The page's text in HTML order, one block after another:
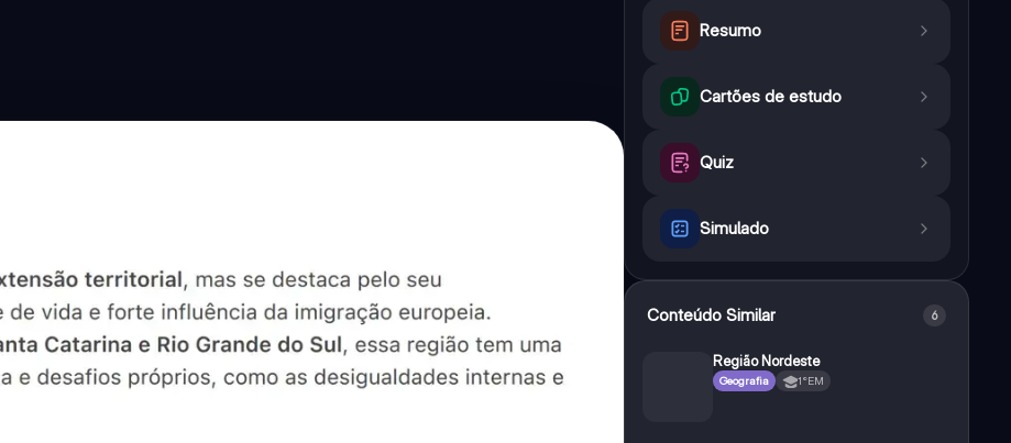
Resumo
Cartões de estudo
Quiz
Simulado
Conteúdo Similar 6
Região Nordeste
Geografia 1°EM